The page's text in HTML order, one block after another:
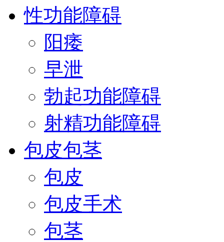
性功能障碍
阳痿
早泄
勃起功能障碍
射精功能障碍
包皮包茎
包皮
包皮手术
包茎